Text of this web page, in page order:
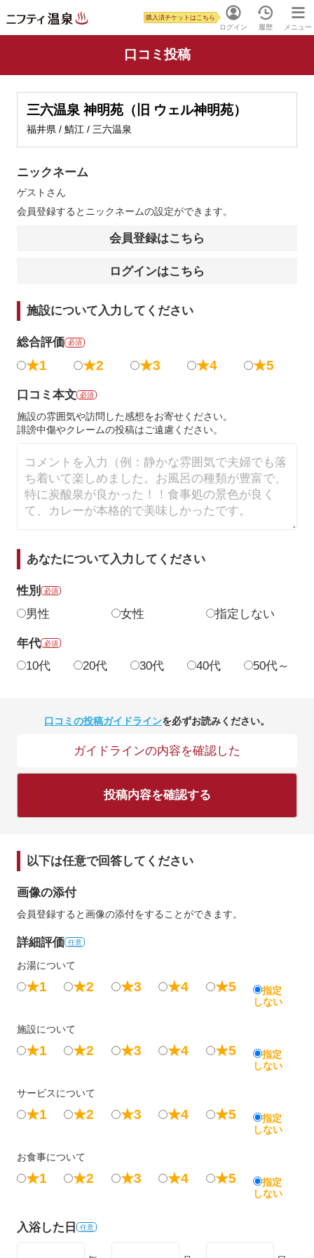
ログイン
購入済チケットはこちら
履歴 メニュー
口コミ投稿
三六温泉 神明苑（旧 ウェル神明苑）
福井県 / 鯖江 / 三六温泉
ニックネーム
ゲスト さん
会員登録するとニックネームの設定ができます。
会員登録はこちら
ログインはこちら
施設について入力してください
総合評価 必須
★1 ★2 ★3 ★4 ★5
口コミ本文 必須
施設の雰囲気や訪問した感想をお寄せください。
誹謗中傷やクレームの投稿はご遠慮ください。
あなたについて入力してください
性別 必須
男性 女性 指定しない
年代 必須
10代 20代 30代 40代 50代～
口コミの投稿ガイドラインを必ずお読みください。
ガイドラインの内容を確認した
投稿内容を確認する
以下は任意で回答してください
画像の添付
会員登録すると画像の添付をすることができます。
詳細評価 任意
お湯について
★1 ★2 ★3 ★4 ★5
指定
しない
施設について
★1 ★2 ★3 ★4 ★5
指定
しない
サービスについて
★1 ★2 ★3 ★4 ★5
指定
しない
お食事について
★1 ★2 ★3 ★4 ★5
指定
しない
入浴した日 任意